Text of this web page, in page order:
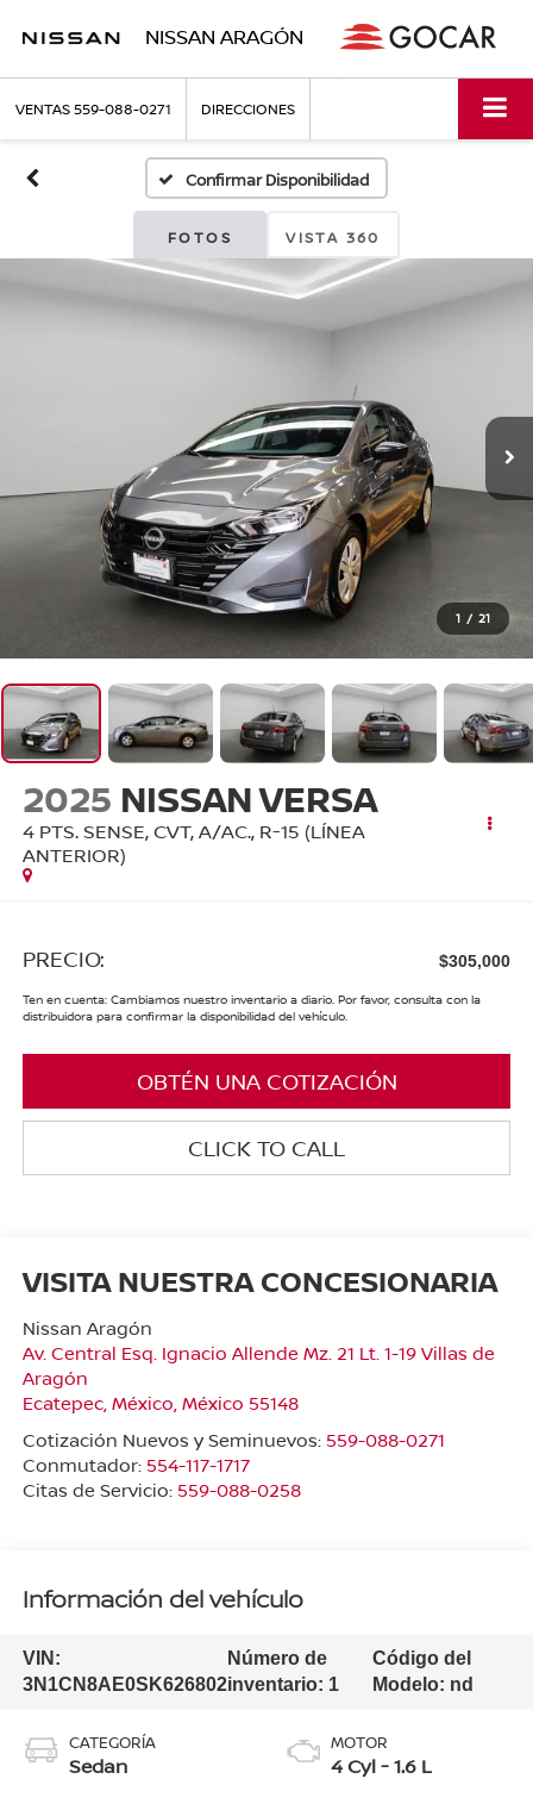
NISSAN ARAGÓN
VENTAS559-088-0271 DIRECCIONES
Confirmar Disponibilidad
FOTOS VISTA 360
1 / 21
2025 NISSAN VERSA
4 PTS. SENSE, CVT, A/AC., R-15 (LÍNEA
ANTERIOR)
PRECIO: $305,000
Ten en cuenta: Cambiamos nuestro inventario a diario. Por favor, consulta con la
distribuidora para confirmar la disponibilidad del vehículo.
OBTÉN UNA COTIZACIÓN
CLICK TO CALL
VISITA NUESTRA CONCESIONARIA
Nissan Aragón
Av. Central Esq. Ignacio Allende Mz. 21 Lt. 1-19 Villas de
Aragón
Ecatepec, México, México 55148
Cotización Nuevos y Seminuevos: 559-088-0271
Conmutador: 554-117-1717
Citas de Servicio: 559-088-0258
Información del vehículo
VIN:
3N1CN8AE0SK626802
Número de
inventario: 1
Código del
Modelo: nd
CATEGORÍA
Sedan
MOTOR
4 Cyl - 1.6 L